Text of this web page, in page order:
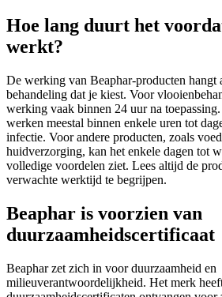
Hoe lang duurt het
werkt?
De werking van Beaphar-producten hangt
behandeling dat je kiest. Voor
werking vaak binnen 24 uur na
werken meestal binnen enkele uren tot
infectie. Voor andere producten, zoals
huidverzorging, kan het enkele dagen tot
volledige voordelen ziet. Lees altijd de
verwachte werktijd te begrijpen.
Beaphar is voorzien van
duurzaamheidscertificaat
Beaphar zet zich in voor duurzaamheid en
milieuverantwoordelijkheid. Het merk